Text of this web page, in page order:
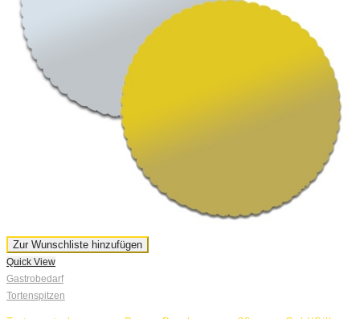
Zur Wunschliste hinzufügen
Quick View
Gastrobedarf
Tortenspitzen